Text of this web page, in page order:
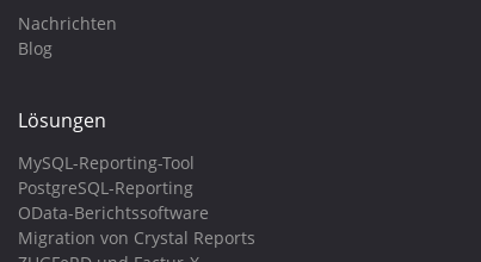
Nachrichten
Blog
Lösungen
MySQL-Reporting-Tool
PostgreSQL-Reporting
OData-Berichtssoftware
Migration von Crystal Reports